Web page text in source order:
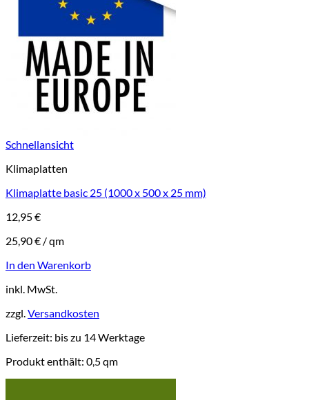
Schnellansicht
Klimaplatten
Klimaplatte basic 25 (1000 x 500 x 25 mm)
12,95€
25,90€ /qm
In den Warenkorb
inkl. MwSt.
zzgl.Versandkosten
Lieferzeit: bis zu 14 Werktage
Produkt enthält: 0,5qm